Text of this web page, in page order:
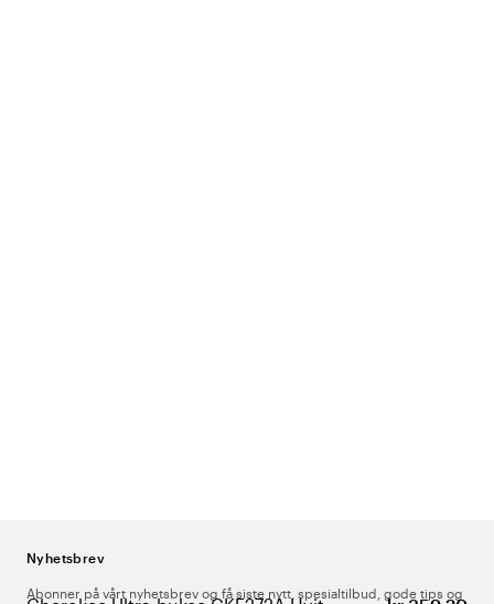
Nyhetsbrev
Abonner på vårt nyhetsbrev og få siste nytt, spesialtilbud, gode tips og